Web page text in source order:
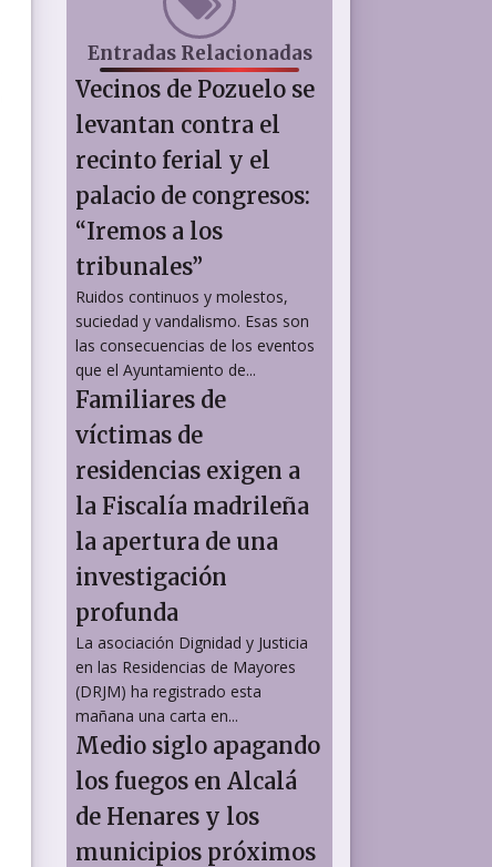
Entradas Relacionadas
Vecinos de Pozuelo se
levantan contra el
recinto ferial y el
palacio de congresos:
“Iremos a los
tribunales”
Ruidos continuos y molestos,
suciedad y vandalismo. Esas son
las consecuencias de los eventos
que el Ayuntamiento de...
Familiares de
víctimas de
residencias exigen a
la Fiscalía madrileña
la apertura de una
investigación
profunda
La asociación Dignidad y Justicia
en las Residencias de Mayores
(DRJM) ha registrado esta
mañana una carta en...
Medio siglo apagando
los fuegos en Alcalá
de Henares y los
municipios próximos